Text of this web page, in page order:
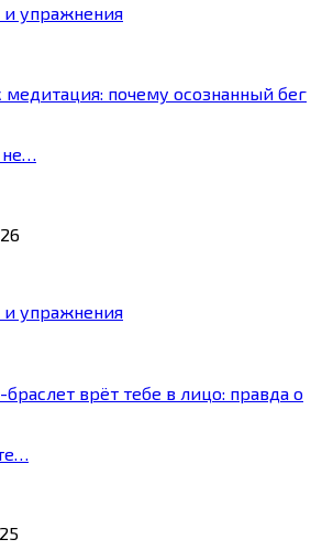
упражнения
медитация: почему осознанный бег
не…
упражнения
врёт тебе в лицо: правда о